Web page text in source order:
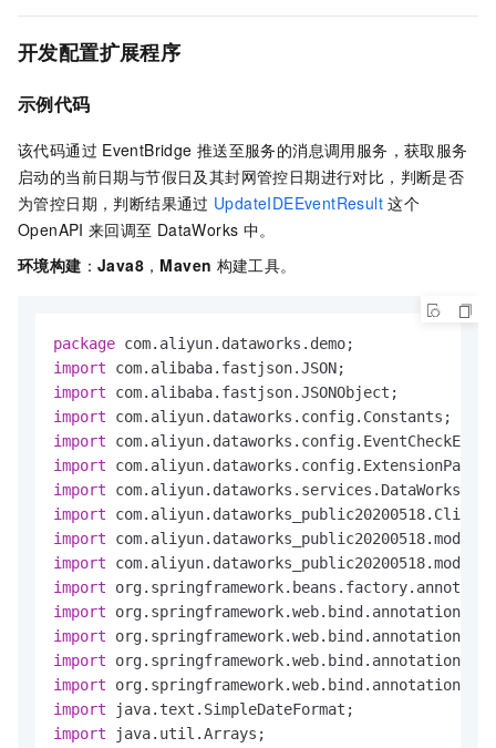
开发配置扩展程序
示例代码
该代码通过 EventBridge 推送至服务的消息调用服务，获取服务
启动的当前日期与节假日及其封网管控日期进行对比，判断是否
为管控日期，判断结果通过 UpdateIDEEventResult 这个
OpenAPI 来回调至 DataWorks 中。
环境构建 ：Java8 ， Maven 构建工具。
package
import
import
import
import
import
import
import
import
import
import
import
import
import
import
import
import